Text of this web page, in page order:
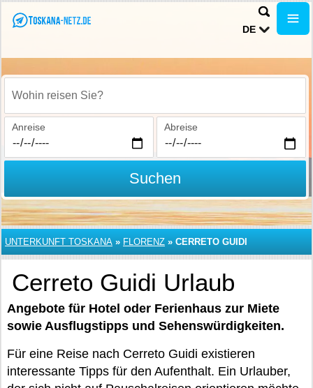
DE
Wohin reisen Sie?
Anreise Abreise
Suchen
UNTERKUNFT TOSKANA » FLORENZ » CERRETO GUIDI
Cerreto Guidi Urlaub
Angebote für Hotel oder Ferienhaus zur Miete
sowie Ausflugstipps und Sehenswürdigkeiten.
Für eine Reise nach Cerreto Guidi existieren
interessante Tipps für den Aufenthalt. Ein Urlauber,